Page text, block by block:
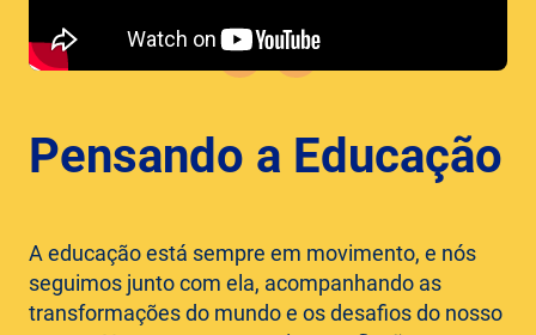
Pensando a Educação
A educação está sempre em movimento, e nós
seguimos junto com ela, acompanhando as
transformações do mundo e os desafios do nosso